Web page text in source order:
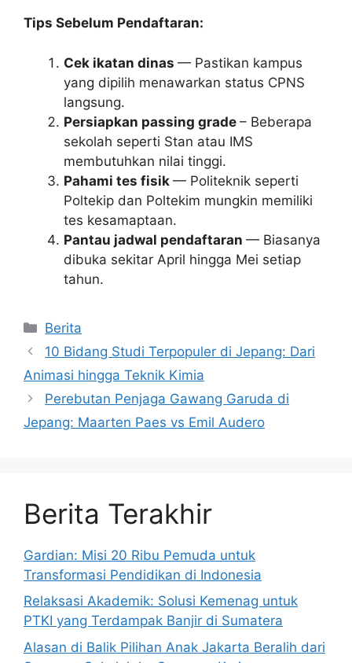
Tips Sebelum Pendaftaran:
Cek ikatan dinas — Pastikan kampus
yang dipilih menawarkan status CPNS
langsung.
Persiapkan passing grade – Beberapa
sekolah seperti Stan atau IMS
membutuhkan nilai tinggi.
Pahami tes fisik — Politeknik seperti
Poltekip dan Poltekim mungkin memiliki
tes kesamaptaan.
Pantau jadwal pendaftaran — Biasanya
dibuka sekitar April hingga Mei setiap
tahun.
Kategori
Berita
10 Bidang Studi Terpopuler di Jepang: Dari
Animasi hingga Teknik Kimia
Perebutan Penjaga Gawang Garuda di
Jepang: Maarten Paes vs Emil Audero
Berita Terakhir
Gardian: Misi 20 Ribu Pemuda untuk
Transformasi Pendidikan di Indonesia
Relaksasi Akademik: Solusi Kemenag untuk
PTKI yang Terdampak Banjir di Sumatera
Alasan di Balik Pilihan Anak Jakarta Beralih dari